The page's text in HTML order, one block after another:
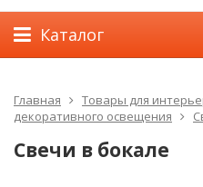
Каталог
Главная Товары для
декоративного освещения
Свечи в бокале